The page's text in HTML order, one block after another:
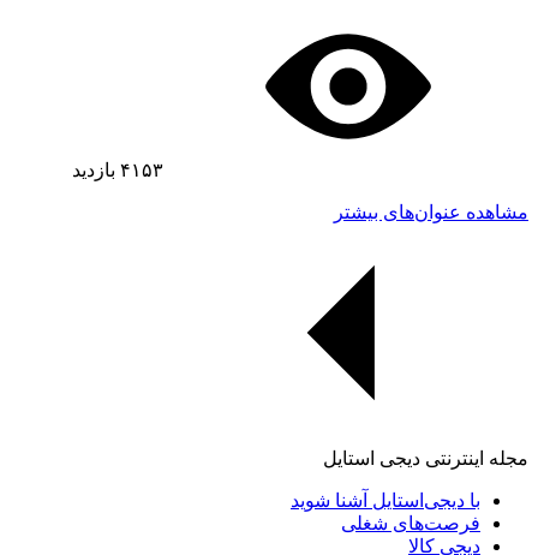
۴۱۵۳ بازدید
مشاهده عنوان‌های بیشتر
مجله اینترنتی دیجی استایل
با دیجی‌استایل آشنا شوید
فرصت‌های شغلی
دیجی کالا